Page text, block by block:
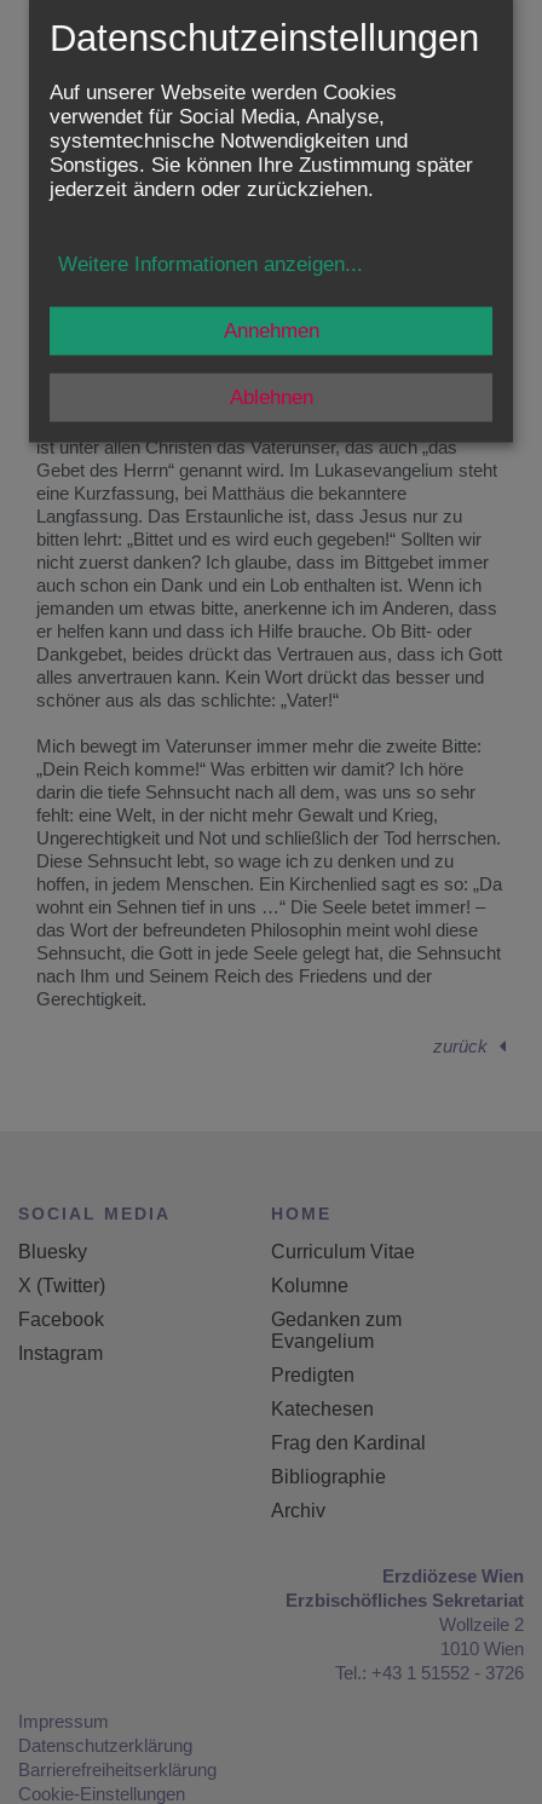
Nacht. Seinen Jüngern muss es vertraut gewesen sein, ihn
beten zu sehen. Sie trauen sich nicht, ihn zu unterbrechen.
davon angezogen, wollen es von ihm lernen: „Herr, lehre
uns beten!“ Sie glauben also, dass sie das Beten lernen
können. Das Atmen müssen wir nicht lernen. Und doch hat
mir eine Atemtherapie sehr geholfen, weil mein Atem zu
oberflächlich war. Fast alle Menschen können und sollten
Jesus lehrt also, wie wir besser beten lernen. Er tut es in
bei, dann zeigt er ihnen, in welcher Haltung sie beten sollen.
Viele von uns haben noch Kindergebete in Erinnerung, falls
zu Hause zum Beispiel ein Gute-Nacht-Gebet oder ein
Tischgebet gesprochen wurde. Das Beten hat seine eigene
Sprache, sie darf nur nicht ganz fremd klingen und von
unserer Alltagssprache weit entfernt sein. Am bekanntesten
ist unter allen Christen das Vaterunser, das auch „das
Gebet des Herrn“ genannt wird. Im Lukasevangelium steht
eine Kurzfassung, bei Matthäus die bekanntere
Langfassung. Das Erstaunliche ist, dass Jesus nur zu
bitten lehrt: „Bittet und es wird euch gegeben!“ Sollten wir
nicht zuerst danken? Ich glaube, dass im Bittgebet immer
auch schon ein Dank und ein Lob enthalten ist. Wenn ich
jemanden um etwas bitte, anerkenne ich im Anderen, dass
er helfen kann und dass ich Hilfe brauche. Ob Bitt- oder
Dankgebet, beides drückt das Vertrauen aus, dass ich Gott
alles anvertrauen kann. Kein Wort drückt das besser und
schöner aus als das schlichte: „Vater!“
Mich bewegt im Vaterunser immer mehr die zweite Bitte:
„Dein Reich komme!“ Was erbitten wir damit? Ich höre
darin die tiefe Sehnsucht nach all dem, was uns so sehr
fehlt: eine Welt, in der nicht mehr Gewalt und Krieg,
Ungerechtigkeit und Not und schließlich der Tod herrschen.
Diese Sehnsucht lebt, so wage ich zu denken und zu
hoffen, in jedem Menschen. Ein Kirchenlied sagt es so: „Da
wohnt ein Sehnen tief in uns …“ Die Seele betet immer! –
das Wort der befreundeten Philosophin meint wohl diese
Sehnsucht, die Gott in jede Seele gelegt hat, die Sehnsucht
nach Ihm und Seinem Reich des Friedens und der
Gerechtigkeit.
zurück
SOCIAL MEDIA
Bluesky
X (Twitter)
Facebook
Instagram
HOME
Curriculum Vitae
Kolumne
Gedanken zum
Evangelium
Predigten
Katechesen
Frag den Kardinal
Bibliographie
Archiv
Erzdiözese Wien
Erzbischöfliches Sekretariat
Wollzeile 2
1010 Wien
Tel.: +43 1 51552 - 3726
Impressum
Datenschutzerklärung
Barrierefreiheitserklärung
Cookie-Einstellungen
Datenschutzeinstellungen
Auf unserer Webseite werden Cookies
verwendet für Social Media, Analyse,
systemtechnische Notwendigkeiten und
Sonstiges. Sie können Ihre Zustimmung später
jederzeit ändern oder zurückziehen.
Weitere Informationen anzeigen...
Ablehnen
Annehmen